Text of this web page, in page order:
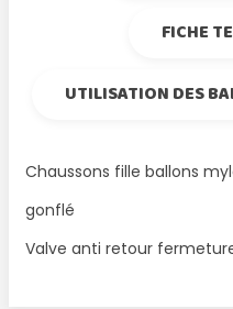
FICHE
UTILISATION DES
Chaussons fille ballons
gonflé
Valve anti retour